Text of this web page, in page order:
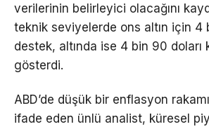
verilerinin belirleyici olacağını
teknik seviyelerde ons altın için 4
destek, altında ise 4 bin 90 doları
gösterdi.
ABD’de düşük bir enflasyon
ifade eden ünlü analist, küresel